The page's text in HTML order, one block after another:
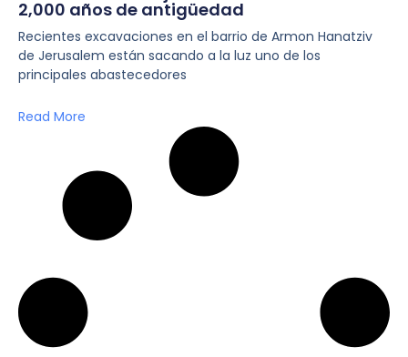
2,000 años de antigüedad
Recientes excavaciones en el barrio de Armon Hanatziv
de Jerusalem están sacando a la luz uno de los
principales abastecedores
Read More